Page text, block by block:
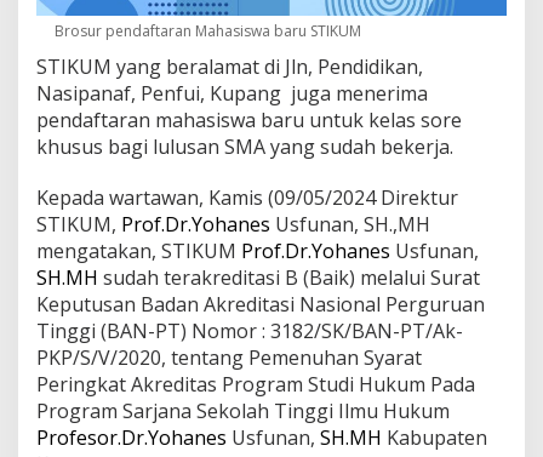
Brosur pendaftaran Mahasiswa baru STIKUM
STIKUM yang beralamat di Jln, Pendidikan,
Nasipanaf, Penfui, Kupang juga menerima
pendaftaran mahasiswa baru untuk kelas sore
khusus bagi lulusan SMA yang sudah bekerja.
Kepada wartawan, Kamis (09/05/2024 Direktur
STIKUM, Prof.Dr.Yohanes Usfunan, SH.,MH
mengatakan, STIKUM Prof.Dr.Yohanes Usfunan,
SH.MH sudah terakreditasi B (Baik) melalui Surat
Keputusan Badan Akreditasi Nasional Perguruan
Tinggi (BAN-PT) Nomor : 3182/SK/BAN-PT/Ak-
PKP/S/V/2020, tentang Pemenuhan Syarat
Peringkat Akreditas Program Studi Hukum Pada
Program Sarjana Sekolah Tinggi Ilmu Hukum
Profesor.Dr.Yohanes Usfunan, SH.MH Kabupaten